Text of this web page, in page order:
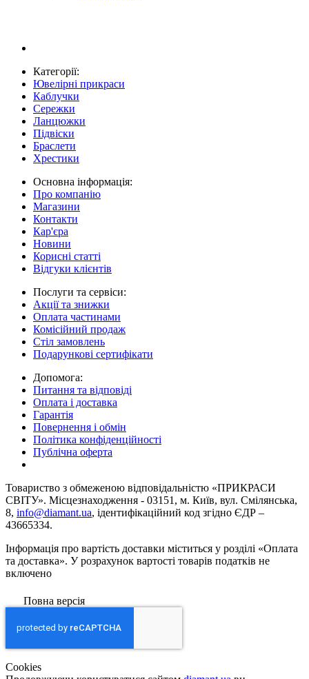
Категорії:
Ювелірні прикраси
Каблучки
Сережки
Ланцюжки
Підвіски
Браслети
Хрестики
Основна інформація:
Про компанію
Магазини
Контакти
Кар'єра
Новини
Корисні статті
Відгуки клієнтів
Послуги та сервіси:
Акції та знижки
Оплата частинами
Комісійний продаж
Стіл замовлень
Подарункові сертифікати
Допомога:
Питання та відповіді
Оплата і доставка
Гарантія
Повернення і обмін
Політика конфіденційності
Публічна оферта
Товариство з обмеженою вiдповiдальнiстю «ПРИКРАСИ
СВІТУ». Місцезнаходження - 03151, м. Київ, вул. Смілянська,
8, info@diamant.ua, ідентифікаційний код згідно ЄДР –
43665334.
Інформація про вартість доставки міститься у розділі «Оплата
та доставка». У розрахунок вартості товарів податків не
включено
Повна версія
Сookies